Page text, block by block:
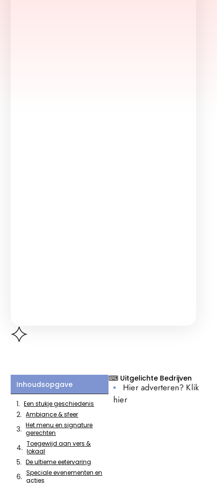
Inhoudsopgave
Een stukje geschiedenis
Ambiance & sfeer
Het menu en signature
gerechten
Toegewijd aan vers &
lokaal
De ultieme eetervaring
Speciale evenementen en
acties
⌨ Uitgelichte Bedrijven
Hier adverteren? Klik
hier